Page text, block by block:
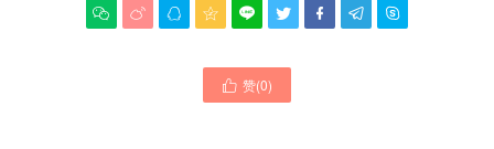
        
 赞(0)